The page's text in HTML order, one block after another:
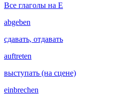
Все глаголы на E
abgeben
сдавать, отдавать
auftreten
выступать (на сцене)
einbrechen